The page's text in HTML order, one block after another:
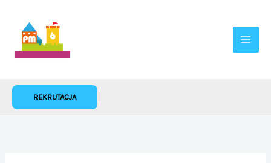
treści
REKRUTACJA